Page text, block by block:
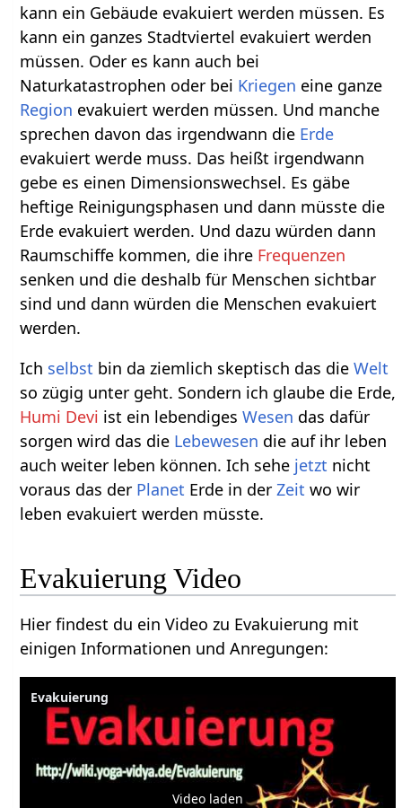
kann ein Gebäude evakuiert werden müssen. Es
kann ein ganzes Stadtviertel evakuiert werden
müssen. Oder es kann auch bei
Naturkatastrophen oder bei Kriegen eine ganze
Region evakuiert werden müssen. Und manche
sprechen davon das irgendwann die Erde
evakuiert werde muss. Das heißt irgendwann
gebe es einen Dimensionswechsel. Es gäbe
heftige Reinigungsphasen und dann müsste die
Erde evakuiert werden. Und dazu würden dann
Raumschiffe kommen, die ihre Frequenzen
senken und die deshalb für Menschen sichtbar
sind und dann würden die Menschen evakuiert
werden.
Ich selbst bin da ziemlich skeptisch das dieWelt
so zügig unter geht. Sondern ich glaube die Erde,
Humi Devi ist ein lebendigesWesen das dafür
sorgen wird das die Lebewesen die auf ihr leben
auch weiter leben können. Ich sehe jetzt nicht
voraus das der Planet Erde in derZeit wo wir
leben evakuiert werden müsste.
Evakuierung Video
Hier findest du ein Video zu Evakuierung mit
einigen Informationen und Anregungen:
Evakuierung
Video laden